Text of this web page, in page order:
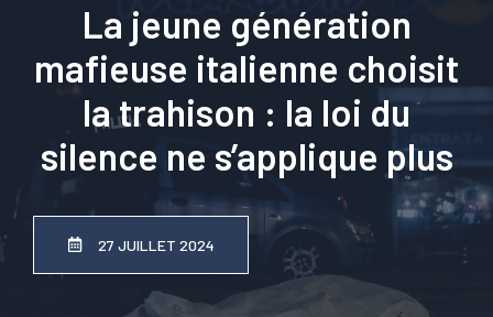
La jeune génération
mafieuse italienne choisit
la trahison : la loi du
silence ne s’applique plus
27 JUILLET 2024